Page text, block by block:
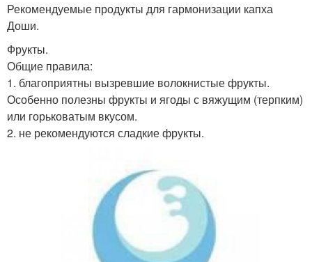
Рекомендуемые продукты для гармонизации капха
Доши.
Фрукты.
Общие правила:
1. благоприятны вызревшие волокнистые фрукты.
Особенно полезны фрукты и ягоды с вяжущим (терпким)
или горьковатым вкусом.
2. не рекомендуются сладкие фрукты.